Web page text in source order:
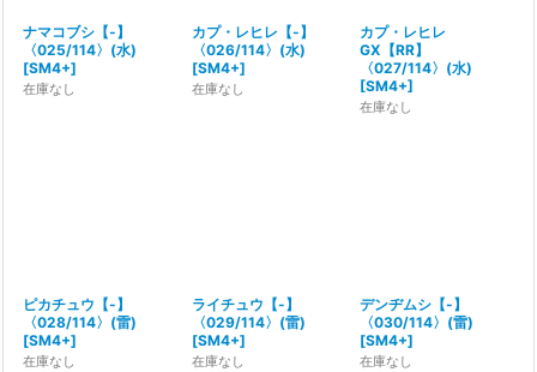
ナマコブシ【-】
〈025/114〉(水)
[SM4+]
在庫なし
カプ・レヒレ【-】
〈026/114〉(水)
[SM4+]
在庫なし
カプ・レヒレ
GX【RR】
〈027/114〉(水)
[SM4+]
在庫なし
ピカチュウ【-】
〈028/114〉(雷)
[SM4+]
在庫なし
ライチュウ【-】
〈029/114〉(雷)
[SM4+]
在庫なし
デンヂムシ【-】
〈030/114〉(雷)
[SM4+]
在庫なし